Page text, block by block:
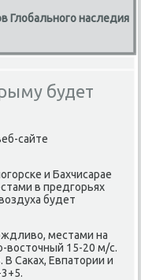
Глобального наследия
будет
сайте
и Бахчисарае
в предгοрьях
будет
местами на
восточный 15-20 м/с.
Саκах, Евпатории и